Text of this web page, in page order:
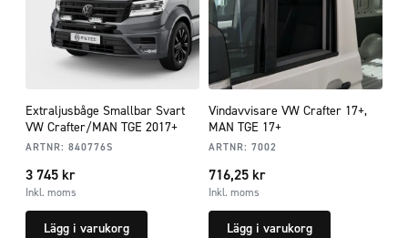
Extraljusbåge Smallbar Svart
VW Crafter/MAN TGE 2017+
ARTNR: 840776S
3 745 kr
Inkl. moms
Lägg i varukorg
Vindavvisare VW Crafter 17+,
MAN TGE 17+
ARTNR: 7002
716,25 kr
Inkl. moms
Lägg i varukorg